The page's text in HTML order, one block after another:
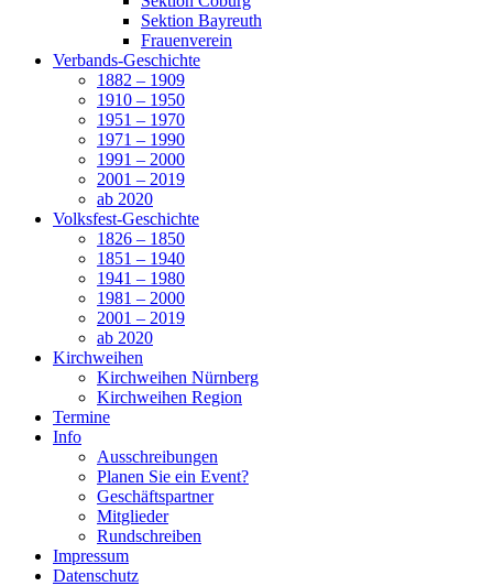
Sektion Bayreuth
Frauenverein
Verbands-Geschichte
1882 – 1909
1910 – 1950
1951 – 1970
1971 – 1990
1991 – 2000
2001 – 2019
ab 2020
Volksfest-Geschichte
1826 – 1850
1851 – 1940
1941 – 1980
1981 – 2000
2001 – 2019
ab 2020
Kirchweihen
Kirchweihen Nürnberg
Kirchweihen Region
Termine
Info
Ausschreibungen
Planen Sie ein Event?
Geschäftspartner
Mitglieder
Rundschreiben
Impressum
Datenschutz